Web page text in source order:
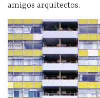
amigos arquitectos.